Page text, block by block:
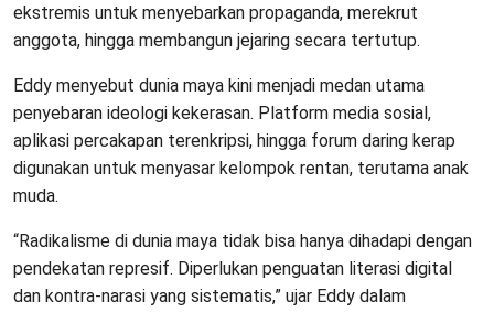
ekstremis untuk menyebarkan propaganda, merekrut
anggota, hingga membangun jejaring secara tertutup.
Eddy menyebut dunia maya kini menjadi medan utama
penyebaran ideologi kekerasan. Platform media sosial,
aplikasi percakapan terenkripsi, hingga forum daring kerap
digunakan untuk menyasar kelompok rentan, terutama anak
muda.
“Radikalisme di dunia maya tidak bisa hanya dihadapi dengan
pendekatan represif. Diperlukan penguatan literasi digital
dan kontra-narasi yang sistematis,” ujar Eddy dalam